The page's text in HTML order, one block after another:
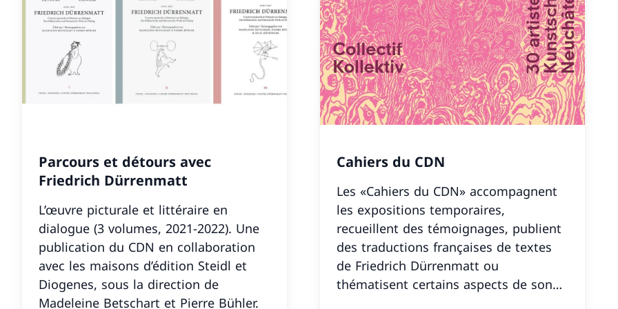
Parcours et détours avec
Friedrich Dürrenmatt
L’œuvre picturale et littéraire en
dialogue (3 volumes, 2021-2022). Une
publication du CDN en collaboration
avec les maisons d’édition Steidl et
Diogenes, sous la direction de
Madeleine Betschart et Pierre Bühler.
Cahiers du CDN
Les «Cahiers du CDN» accompagnent
les expositions temporaires,
recueillent des témoignages, publient
des traductions françaises de textes
de Friedrich Dürrenmatt ou
thématisent certains aspects de son